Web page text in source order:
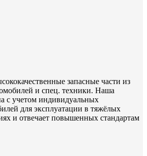
запасные части из
и спец. техники. Наша
с учетом индивидуальных
для эксплуатации в тяжёлых
и отвечает повышенных стандартам